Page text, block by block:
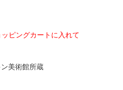
ピングカートに入れて
美術館所蔵